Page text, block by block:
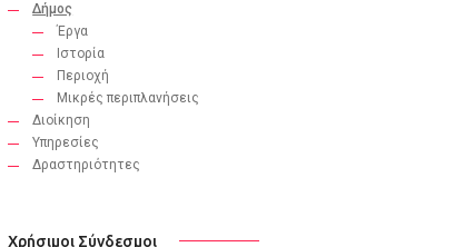
Δήμος
Έργα
Ιστορία
Περιοχή
Μικρές περιπλανήσεις
Διοίκηση
Υπηρεσίες
Δραστηριότητες
Χρήσιμοι Σύνδεσμοι